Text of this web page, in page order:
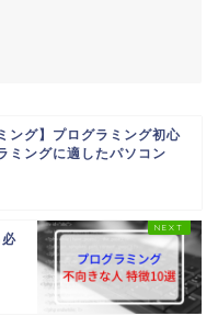
ング】プログラミング初心
ミングに適したパソコン
必